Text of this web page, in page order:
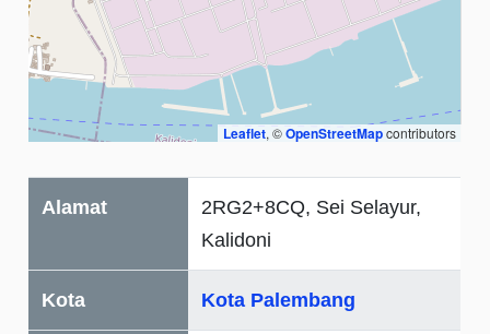
Leaflet, ©OpenStreetMapcontributors
Alamat
2RG2+8CQ, Sei Selayur,
Kalidoni
Kota Kota Palembang